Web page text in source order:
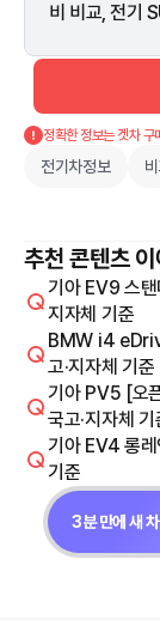
비 비교, 전기
정확한 정보는 겟차 구
전기차정보
추천 콘텐츠 이
기아 EV9 스
지자체 기준
BMW i4
고·지자체 기준
기아 PV5 [오
국고·지자체 기
기아 EV4 롱레
기준
3분 만에 새